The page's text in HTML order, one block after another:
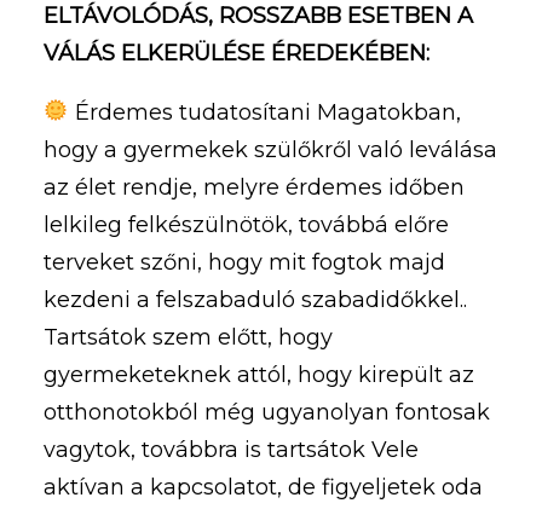
ELTÁVOLÓDÁS, ROSSZABB ESETBEN A
VÁLÁS ELKERÜLÉSE ÉREDEKÉBEN:
Érdemes tudatosítani Magatokban,
hogy a gyermekek szülőkről való leválása
az élet rendje, melyre érdemes időben
lelkileg felkészülnötök, továbbá előre
terveket szőni, hogy mit fogtok majd
kezdeni a felszabaduló szabadidőkkel..
Tartsátok szem előtt, hogy
gyermeketeknek attól, hogy kirepült az
otthonotokból még ugyanolyan fontosak
vagytok, továbbra is tartsátok Vele
aktívan a kapcsolatot, de figyeljetek oda